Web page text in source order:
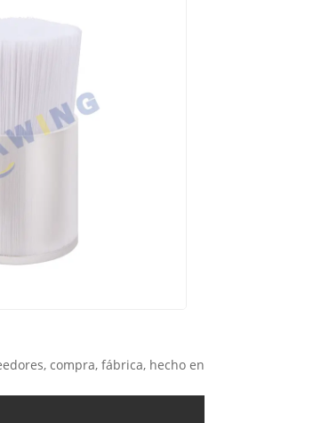
compra, fábrica, hecho en